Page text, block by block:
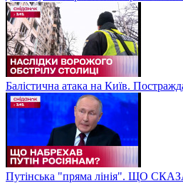
Балістична атака на Київ.
Путінська "пряма лінія". ЩО